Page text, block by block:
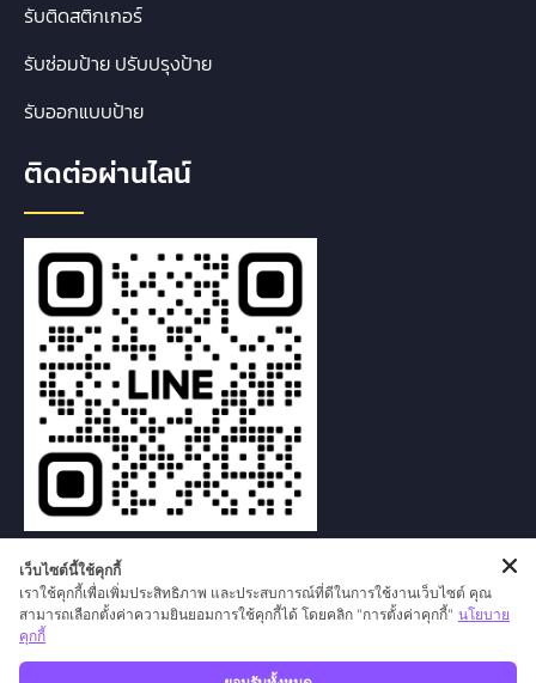
รับติดสติกเกอร์
รับซ่อมป้าย ปรับปรุงป้าย
รับออกแบบป้าย
ติดต่อผ่านไลน์
เว็บไซต์นี้ใช้คุกกี้
เราใช้คุกกี้เพื่อเพิ่มประสิทธิภาพ และประสบการณ์ที่ดีในการใช้งานเว็บไซต์ คุณ
สามารถเลือกตั้งค่าความยินยอมการใช้คุกกี้ได้ โดยคลิก "การตั้งค่าคุกกี้" นโยบาย
คุกกี้